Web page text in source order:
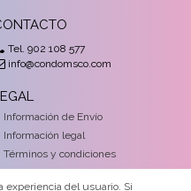
Tel. 902 108 577
info@condomsco.com
Información de Envío
Información legal
Términos y condiciones
Pago seguro
experiencia del usuario. Si